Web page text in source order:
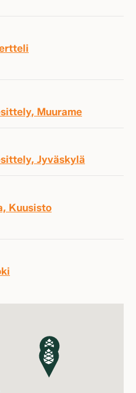
Muurame
Jyväskylä
Kuusisto